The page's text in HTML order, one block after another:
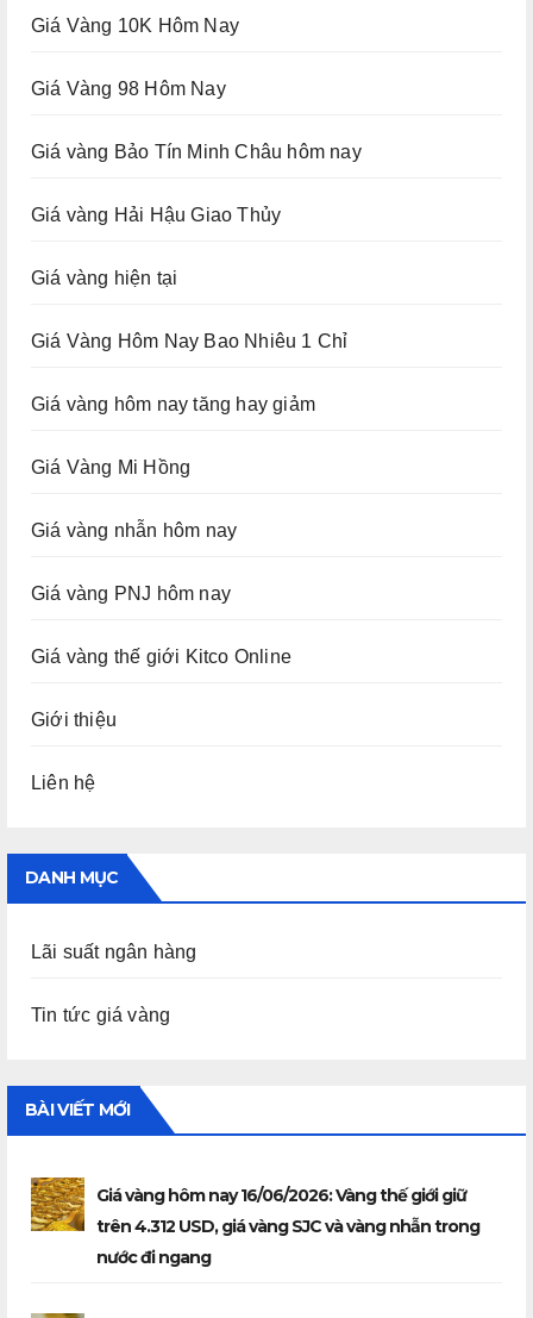
Giá Vàng 10K Hôm Nay
Giá Vàng 98 Hôm Nay
Giá vàng Bảo Tín Minh Châu hôm nay
Giá vàng Hải Hậu Giao Thủy
Giá vàng hiện tại
Giá Vàng Hôm Nay Bao Nhiêu 1 Chỉ
Giá vàng hôm nay tăng hay giảm
Giá Vàng Mi Hồng
Giá vàng nhẫn hôm nay
Giá vàng PNJ hôm nay
Giá vàng thế giới Kitco Online
Giới thiệu
Liên hệ
DANH MỤC
Lãi suất ngân hàng
Tin tức giá vàng
BÀI VIẾT MỚI
Giá vàng hôm nay 16/06/2026: Vàng thế giới giữ
trên 4.312 USD, giá vàng SJC và vàng nhẫn trong
nước đi ngang